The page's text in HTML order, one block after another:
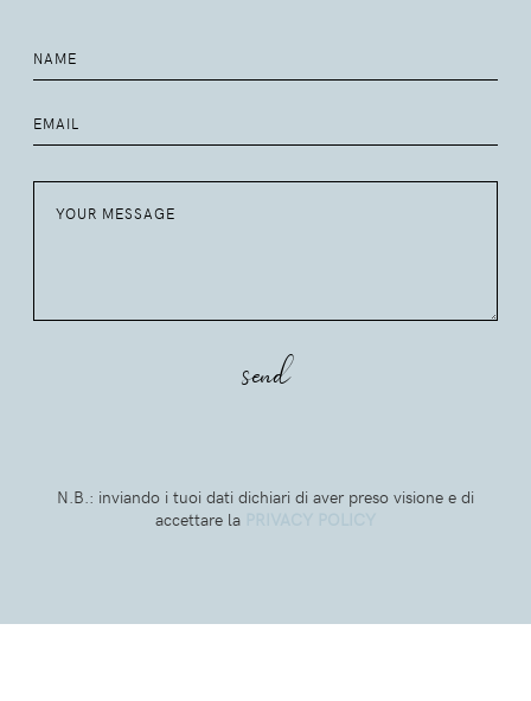
N.B.: inviando i tuoi dati dichiari di aver preso visione e di
accettare la